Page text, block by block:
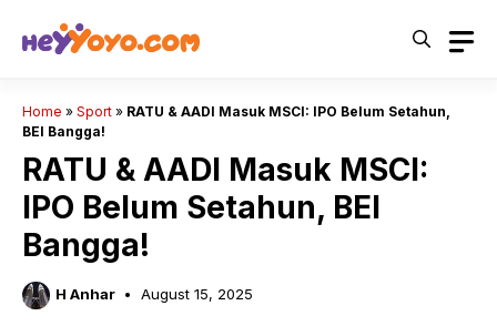
Home » Sport » RATU & AADI Masuk MSCI: IPO Belum Setahun,
BEI Bangga!
RATU & AADI Masuk MSCI:
IPO Belum Setahun, BEI
Bangga!
H Anhar August 15, 2025